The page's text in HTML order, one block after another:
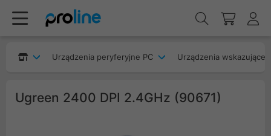
Urządzenia peryferyjne PC Urządzenia wskazujące
Ugreen 2400 DPI 2.4GHz (90671)